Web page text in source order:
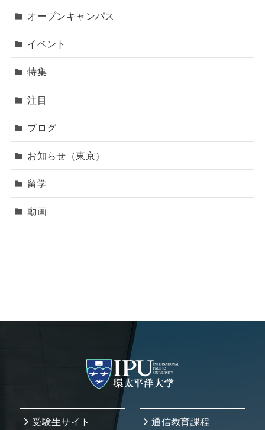
オープンキャンパス
イベント
特集
注目
ブログ
お知らせ（東京）
留学
動画
受験生サイト 通信教育課程